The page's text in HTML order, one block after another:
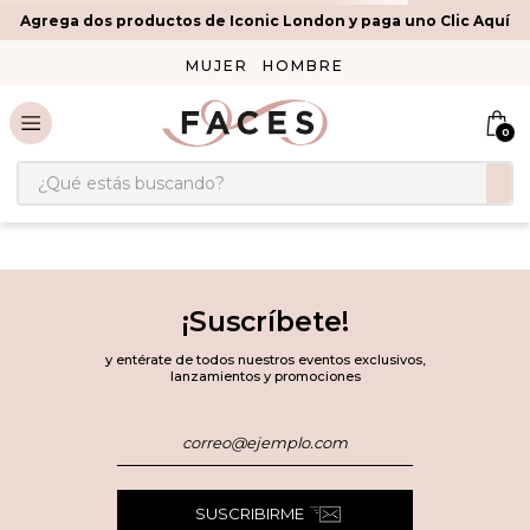
Agrega dos productos de Iconic London y paga uno Clic Aquí
MUJER HOMBRE
0
¿Qué estás buscando?
¡Suscríbete!
y entérate de todos nuestros eventos exclusivos,
lanzamientos y promociones
SUSCRIBIRME